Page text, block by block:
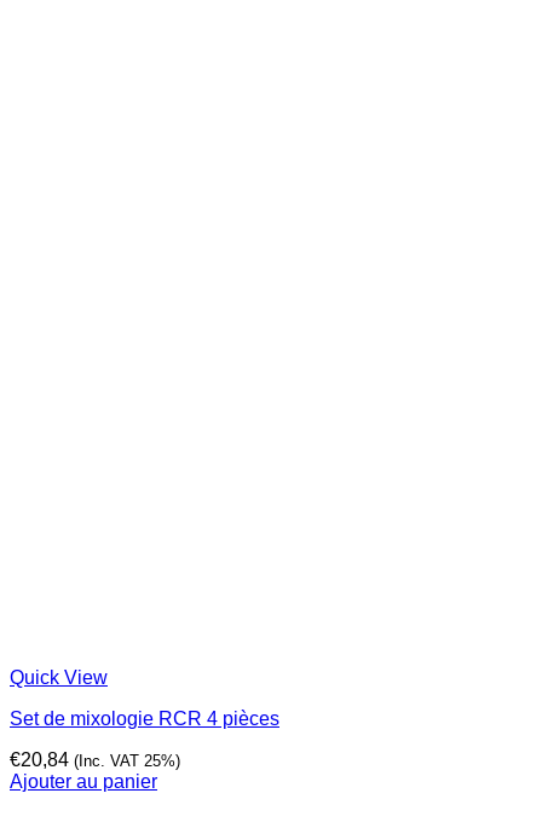
Quick View
Set de mixologie RCR 4 pièces
€20,84 (Inc. VAT 25%)
Ajouter au panier